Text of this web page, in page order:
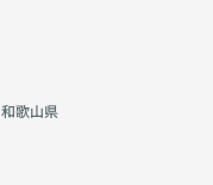
和歌山県